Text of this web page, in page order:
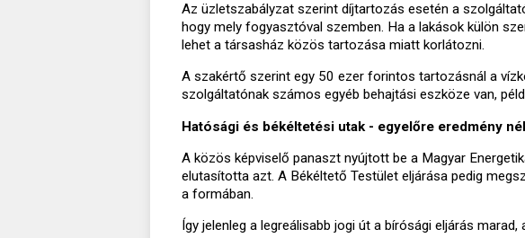
Az üzletszabályzat szerint díjtartozás esetén a
hogy mely fogyasztóval szemben. Ha a lakások külön
lehet a társasház közös tartozása miatt korlátozni.
A szakértő szerint egy 50 ezer forintos tartozásnál a
szolgáltatónak számos egyéb behajtási eszköze van,
Hatósági és békéltetési utak - egyelőre eredmény
A közös képviselő panaszt nyújtott be a Magyar
elutasította azt. A Békéltető Testület eljárása pedig
a formában.
Így jelenleg a legreálisabb jogi út a bírósági eljárás